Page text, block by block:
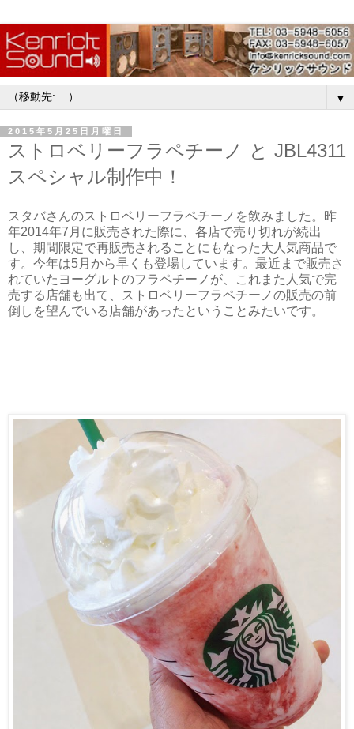
▼
2015年5月25日月曜日
ストロベリーフラペチーノ と JBL4311
スペシャル制作中！
スタバさんのストロベリーフラペチーノを飲みました。昨
年2014年7月に販売された際に、各店で売り切れが続出
し、期間限定で再販売されることにもなった大人気商品で
す。今年は5月から早くも登場しています。最近まで販売さ
れていたヨーグルトのフラペチーノが、これまた人気で完
売する店舗も出て、ストロベリーフラペチーノの販売の前
倒しを望んでいる店舗があったということみたいです。